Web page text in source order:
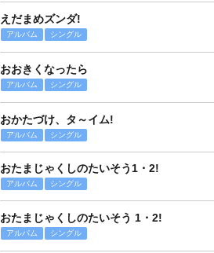
えだまめズンダ!
アルバム シングル
おおきくなったら
アルバム シングル
おかたづけ、タ～イム!
アルバム シングル
おたまじゃくしのたいそう1・2!
アルバム シングル
おたまじゃくしのたいそう 1・2!
アルバム シングル